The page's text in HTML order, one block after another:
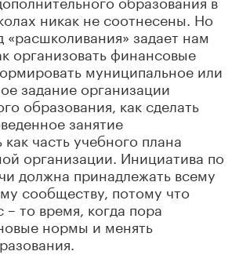
никак не соотнесены. Но
задает нам
организовать финансовые
муниципальное или
задание организации
образования, как сделать
занятие
часть учебного плана
организации. Инициатива по
должна принадлежать всему
сообществу, потому что
то время, когда пора
нормы и менять